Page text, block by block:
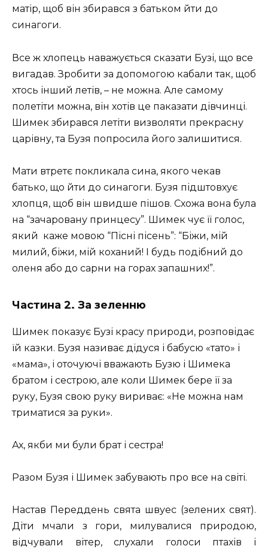
матір, щоб він збирався з батьком йти до
синагоги.
Все ж хлопець наважується сказати Бузі, що все
вигадав. Зробити за допомогою кабали так, щоб
хтось інший летів, – не можна. Але самому
полетіти можна, він хотів це паказати дівчинці.
Шимек збирався летіти визволяти прекрасну
царівну, та Бузя попросила його залишитися.
Мати втретє покликала сина, якого чекав
батько, що йти до синагоги. Бузя підштовхує
хлопця, щоб він швидше пішов. Схожа вона була
на “зачаровану принцесу”. Шимек чує її голос,
який каже мовою “Пісні пісень”: “Біжи, мій
милий, біжи, мій коханий! І будь подібний до
оленя або до сарни на горах запашних!”.
Частина 2. За зеленню
Шимек показує Бузі красу природи, розповідає
їй казки. Бузя називає дідуся і бабусю «тато» і
«мама», і оточуючі вважають Бузю і Шимека
братом і сестрою, але коли Шимек бере її за
руку, Бузя свою руку вириває: «Не можна нам
триматися за руки».
Ах, якби ми були брат і сестра!
Разом Бузя і Шимек забувають про все на світі.
Настав Переддень свята швуес (зелених свят).
Діти мчали з гори, милувалися природою,
відчували вітер, слухали голоси птахів і